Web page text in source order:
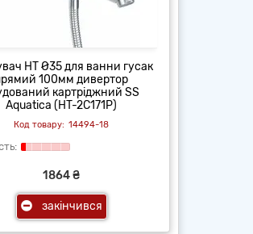
HT Ø35 для ванни гусак
100мм дивертор
картріджний SS
Aquatica (HT-2C171P)
14494-18
1864 ₴
закінчився